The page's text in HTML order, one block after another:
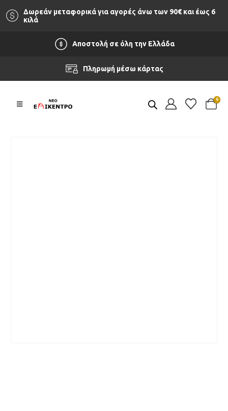
Δωρεάν μεταφορικά για αγορές άνω των 90‎€ και έως 6
κιλά
Αποστολή σε όλη την Ελλάδα
Πληρωμή μέσω κάρτας
0